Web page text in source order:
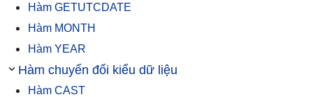
Hàm GETUTCDATE
Hàm MONTH
Hàm YEAR
Hàm chuyển đổi kiểu dữ liệu
Hàm CAST